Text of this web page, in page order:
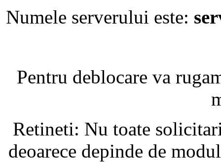
Numele serverului este:
Pentru deblocare va
Retineti: Nu toate
deoarece depinde de